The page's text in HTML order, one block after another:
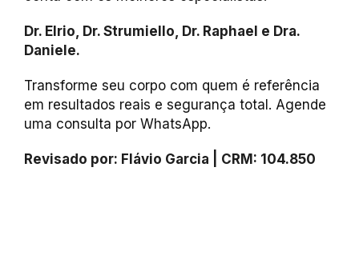
Dr. Elrio, Dr. Strumiello, Dr. Raphael e Dra.
Daniele.
Transforme seu corpo com quem é referência
em resultados reais e segurança total. Agende
uma consulta por WhatsApp.
Revisado por: Flávio Garcia | CRM: 104.850